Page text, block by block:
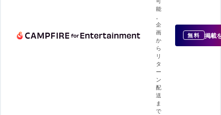
能
企
画
か
ら
リ
タ
ー
ン
配
送
ま
で
無料 掲載